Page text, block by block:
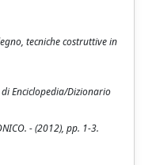
tecniche costruttive in
Enciclopedia/Dizionario
- (2012), pp. 1-3.